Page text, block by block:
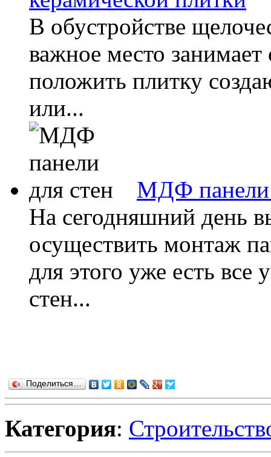
В обустройстве
важное место
положить плитку
или...
МДФ панели
На сегодняшний день
осуществить монтаж
для этого уже есть
стен...
Поделиться…
Категория: